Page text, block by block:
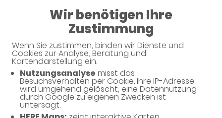
Wir benötigen Ihre
Zustimmung
Wenn Sie zustimmen, binden wir Dienste und
Cookies zur Analyse, Beratung und
Kartendarstellung ein.
Nutzungsanalyse misst das
Besuchsverhalten per Cookie. Ihre IP-Adresse
wird umgehend gelöscht, eine Datennutzung
durch Google zu eigenen Zwecken ist
untersagt.
08:00 - 18:30
Hummelgau-Apotheke
Haben Sie noch Fragen?
Dann schreiben Sie uns einfach eine Nachricht oder